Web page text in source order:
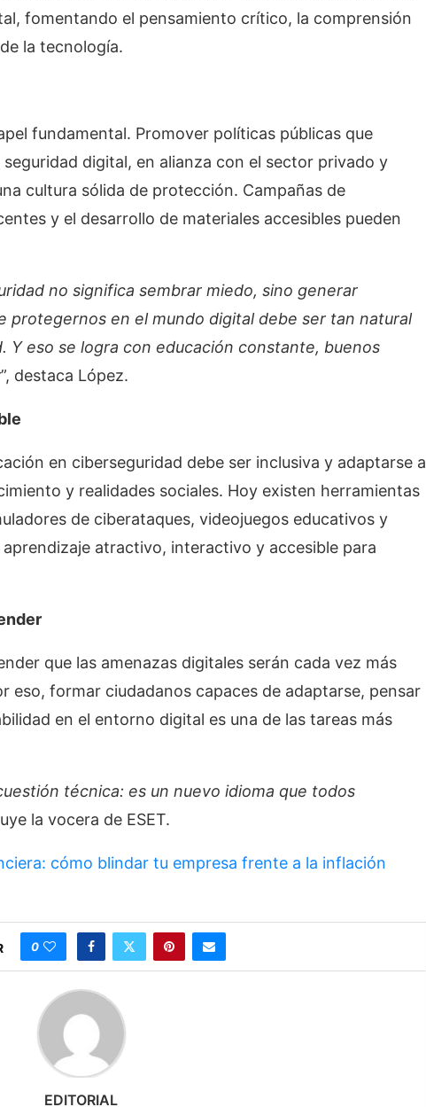
fomentando el pensamiento crítico, la comprensión
la tecnología.
fundamental. Promover políticas públicas que
digital, en alianza con el sector privado y
cultura sólida de protección. Campañas de
y el desarrollo de materiales accesibles pueden
no significa sembrar miedo, sino generar
protegernos en el mundo digital debe ser tan natural
Y eso se logra con educación constante, buenos
”, destaca López.
en ciberseguridad debe ser inclusiva y adaptarse a
y realidades sociales. Hoy existen herramientas
de ciberataques, videojuegos educativos y
atractivo, interactivo y accesible para
que las amenazas digitales serán cada vez más
eso, formar ciudadanos capaces de adaptarse, pensar
en el entorno digital es una de las tareas más
técnica: es un nuevo idioma que todos
la vocera de ESET.
cómo blindar tu empresa frente a la inflación
0
EDITORIAL